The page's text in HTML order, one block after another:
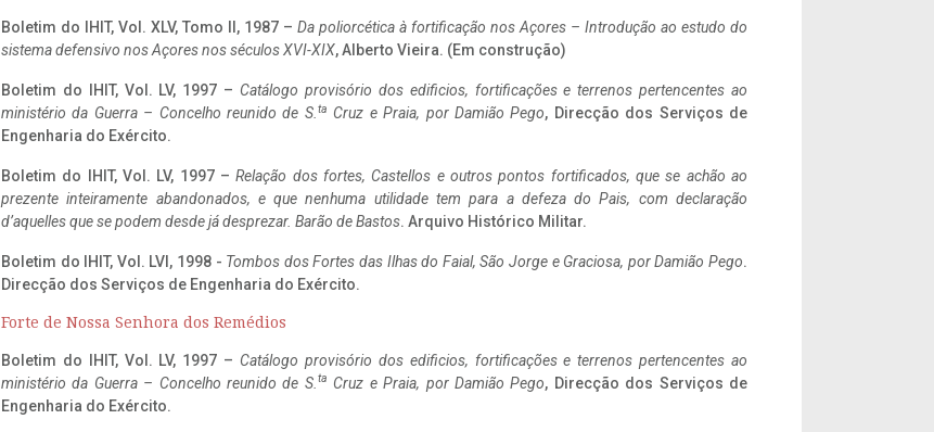
Boletim do IHIT, Vol. XLV, Tomo II, 1987 – Da poliorcética à fortificação nos Açores – Introdução ao estudo do
sistema defensivo nos Açores nos séculos XVI-XIX, Alberto Vieira. (Em construção)
Boletim do IHIT, Vol. LV, 1997 – Catálogo provisório dos edificios, fortificações e terrenos pertencentes ao
ministério da Guerra – Concelho reunido de S. ta Cruz e Praia, por Damião Pego, Direcção dos Serviços de
Engenharia do Exército.
Boletim do IHIT, Vol. LV, 1997 –Relação dos fortes, Castellos e outros pontos fortificados, que se achão ao
prezente inteiramente abandonados, e que nenhuma utilidade tem para a defeza do Pais, com declaração
d’aquelles que se podem desde já desprezar. Barão de Bastos. Arquivo Histórico Militar.
Boletim do IHIT, Vol. LVI, 1998 - Tombos dos Fortes das Ilhas do Faial, São Jorge e Graciosa, por Damião Pego.
Direcção dos Serviços de Engenharia do Exército.
Forte de Nossa Senhora dos Remédios
Boletim do IHIT, Vol. LV, 1997 – Catálogo provisório dos edificios, fortificações e terrenos pertencentes ao
ministério da Guerra – Concelho reunido de S. ta Cruz e Praia, por Damião Pego, Direcção dos Serviços de
Engenharia do Exército.